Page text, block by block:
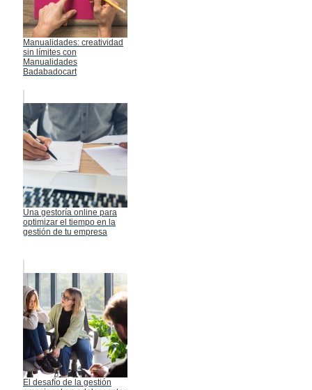
Manualidades: creatividad
sin límites con
Manualidades
Badabadocart
Una gestoría online para
optimizar el tiempo en la
gestión de tu empresa
El desafío de la gestión